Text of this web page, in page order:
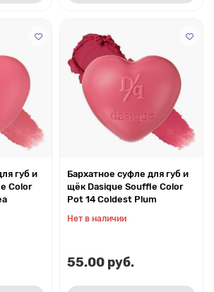
губ и
Color
Бархатное суфле для губ и
щёк Dasique Souffle Color
Pot 14 Coldest Plum
Нет в наличии
55.00 руб.